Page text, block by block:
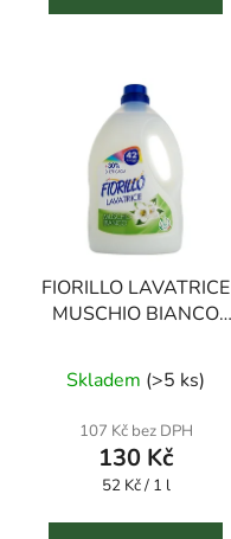
FIORILLO LAVATRICE
MUSCHIO BIANCO
Skladem (>5 ks)
107 Kč bez DPH
130 Kč
Měrná
52 Kč / 1 l